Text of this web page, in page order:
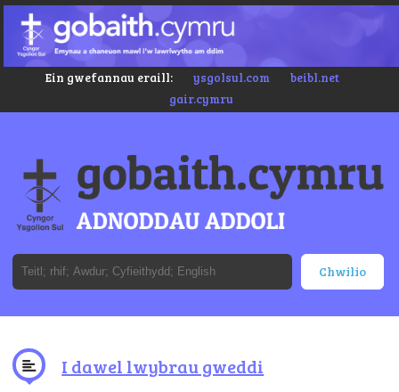
Ein gwefannau eraill: ysgolsul.com
beibl.net
gair.cymru
I dawel lwybrau gweddi